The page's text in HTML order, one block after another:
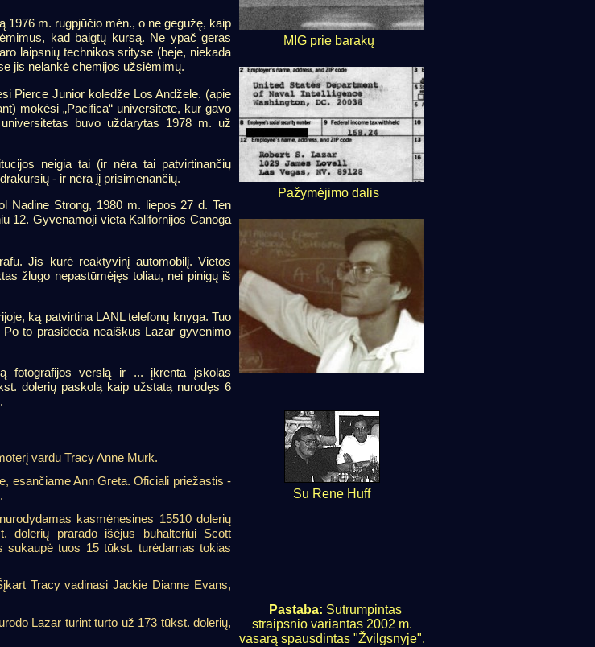
1976 m. rugpjūčio mėn., o ne gegužę, kaip
kad baigtų kursą. Ne ypač geras
laipsnių technikos srityse (beje, niekada
jis nelankė chemijos užsiėmimų.
Pierce Junior koledže Los Andžele. (apie
mokėsi „Pacifica“ universitete, kur gavo
buvo uždarytas 1978 m. už
neigia tai (ir nėra tai patvirtinančių
- ir nėra jį prisimenančių.
Nadine Strong, 1980 m. liepos 27 d. Ten
12. Gyvenamoji vieta Kalifornijos Canoga
Jis kūrė reaktyvinį automobilį. Vietos
žlugo nepastūmėjęs toliau, nei pinigų iš
ką patvirtina LANL telefonų knyga. Tuo
to prasideda neaiškus Lazar gyvenimo
fotografijos verslą ir ... įkrenta įskolas
dolerių paskolą kaip užstatą nurodęs 6
vardu Tracy Anne Murk.
esančiame Ann Greta. Oficiali priežastis -
kasmėnesines 15510 dolerių
prarado išėjus buhalteriui Scott
sukaupė tuos 15 tūkst. turėdamas tokias
Tracy vadinasi Jackie Dianne Evans,
Lazar turint turto už 173 tūkst. dolerių,
MIG prie barakų
Pažymėjimo dalis
Su Rene Huff
Pastaba: Sutrumpintas
straipsnio variantas 2002 m.
vasarą spausdintas "Žvilgsnyje".